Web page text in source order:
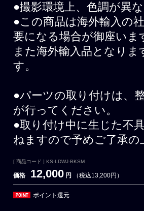
●撮影環境上、色調が異
●この商品は海外輸入の
要になる場合が御座いま
また海外輸入品となり
す。
●パーツの取り付けは、
が行ってください。
●取り付け中に生じた不
ねますので予めご了承
[ 商品コード ] KS-LDWJ-BKSM
価格 12,000 円 （税込13,200円）
ポイント還元